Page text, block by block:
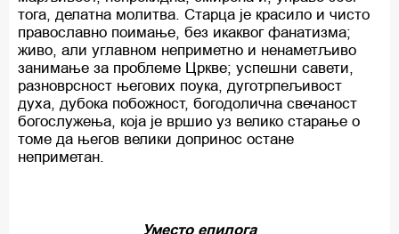
тога, делатна молитва. Старца је красило и чисто
православно поимање, без икаквог фанатизма;
живо, али углавном неприметно и ненаметљиво
занимање за проблеме Цркве; успешни савети,
разноврсност његових поука, дуготрпељивост
духа, дубока побожност, богодолична свечаност
богослужења, која је вршио уз велико старање о
томе да његов велики допринос остане
неприметан.
Уместо епилога